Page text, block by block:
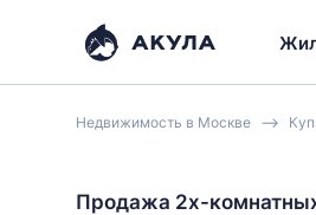
Недвижимость в Москве
Продажа 2х-